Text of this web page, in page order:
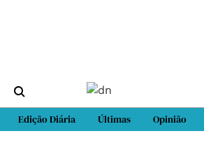
Edição Diária Últimas Opinião